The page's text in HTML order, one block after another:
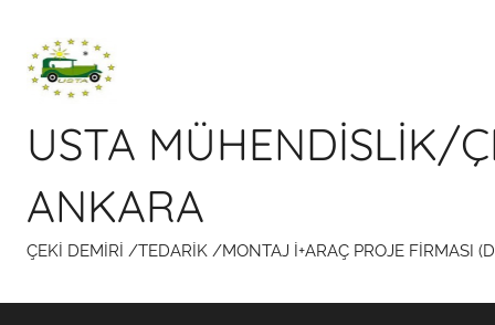
USTA MÜHENDİSLİK/
ANKARA
ÇEKİ DEMİRİ /TEDARİK /MONTAJ İ+ARAÇ PROJE FİRMASI